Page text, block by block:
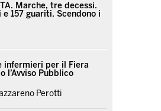
Marche, tre decessi.
157 guariti. Scendono i
infermieri per il Fiera
l’Avviso Pubblico
Perotti